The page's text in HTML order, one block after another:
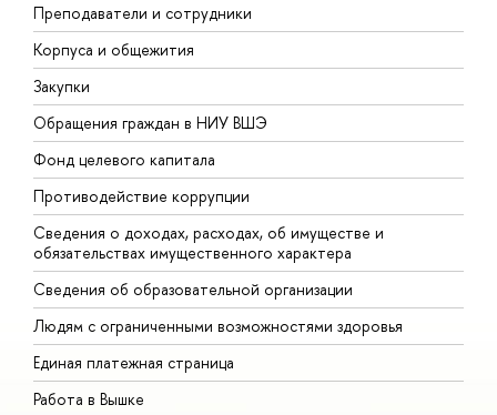
Преподаватели и сотрудники
Корпуса и общежития
Закупки
Обращения граждан в НИУ ВШЭ
Фонд целевого капитала
Противодействие коррупции
Сведения о доходах, расходах, об имуществе и
обязательствах имущественного характера
Сведения об образовательной организации
Людям с ограниченными возможностями здоровья
Единая платежная страница
Работа в Вышке